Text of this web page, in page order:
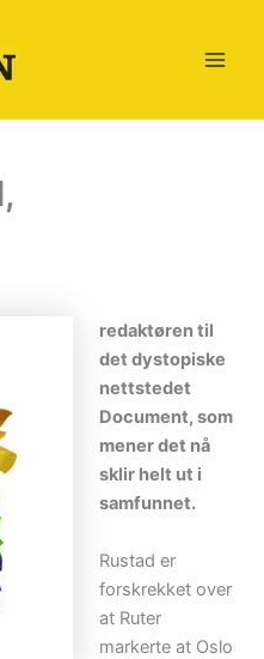
redaktøren til
det dystopiske
nettstedet
Document, som
mener det nå
sklir helt ut i
samfunnet.
Rustad er
forskrekket over
at Ruter
markerte at Oslo